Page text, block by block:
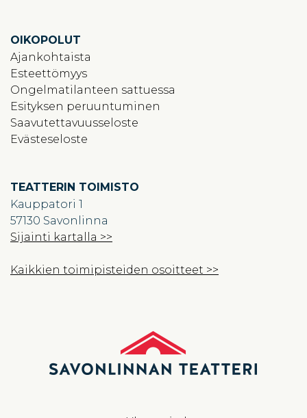
OIKOPOLUT
Ajankohtaista
Esteettömyys
Ongelmatilanteen sattuessa
Esityksen peruuntuminen
Saavutettavuusseloste
Evästeseloste
TEATTERIN TOIMISTO
Kauppatori 1
57130 Savonlinna
Sijainti kartalla >>
Kaikkien toimipisteiden osoitteet >>